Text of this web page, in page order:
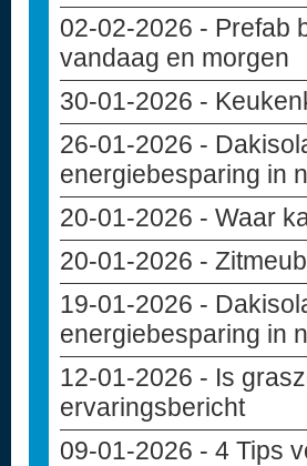
02-02-2026 - Prefab
vandaag en morgen
30-01-2026 -
26-01-2026 -
energiebesparing in
20-01-2026 - Waar
20-01-2026 -
19-01-2026 -
energiebesparing in
12-01-2026 - Is
ervaringsbericht
09-01-2026 - 4 Tips